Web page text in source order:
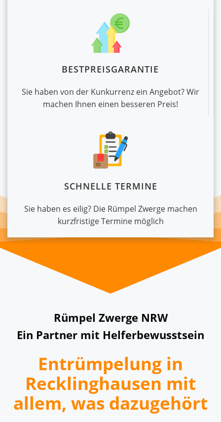
BESTPREISGARANTIE
Sie haben von der Kunkurrenz ein Angebot? Wir
machen Ihnen einen besseren Preis!
SCHNELLE TERMINE
Sie haben es eilig? Die Rümpel Zwerge machen
kurzfristige Termine möglich
Rümpel Zwerge NRW
Ein Partner mit Helferbewusstsein
Entrümpelung in
Recklinghausen mit
allem, was dazugehört